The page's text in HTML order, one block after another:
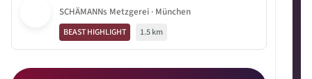
SCHÄMANNs Metzgerei · München
BEAST HIGHLIGHT 1.5 km